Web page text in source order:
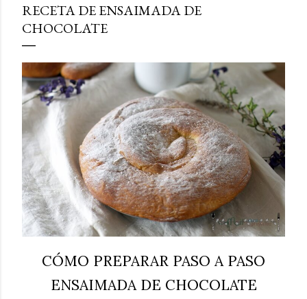
satisface. Estas alubias crujientes al horno van a cambiar
por completo tu forma de ver las legumbres. Olvídate de
asociar las alubias únicamente a los guisos tradicionales y
revolucionaria, transformaremos un ingrediente tan
humilde como la alubia de La Bañeza en un snack ligero,
dorado, cargado de proteína y 100% natural. Es el
sustituto perfecto a los frutos se...
RECETA DE ENSAIMADA DE
CHOCOLATE
CÓMO PREPARAR PASO A PASO
ENSAIMADA DE CHOCOLATE